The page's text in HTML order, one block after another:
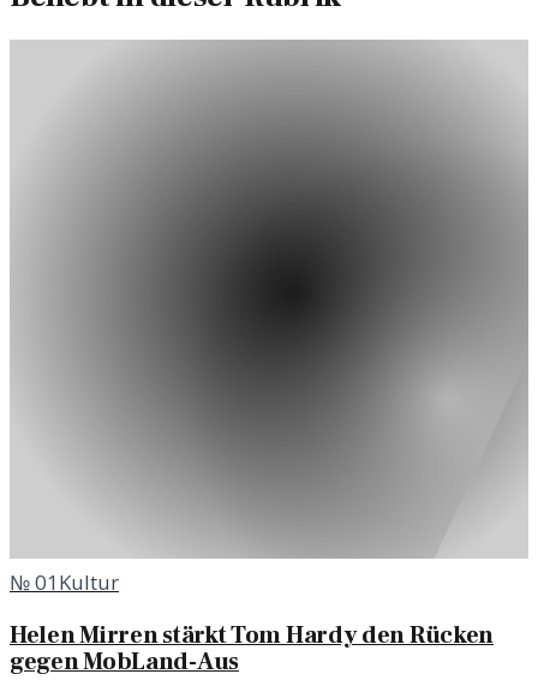
№01Kultur
Helen Mirren stärkt Tom Hardy den Rücken
gegen MobLand-Aus